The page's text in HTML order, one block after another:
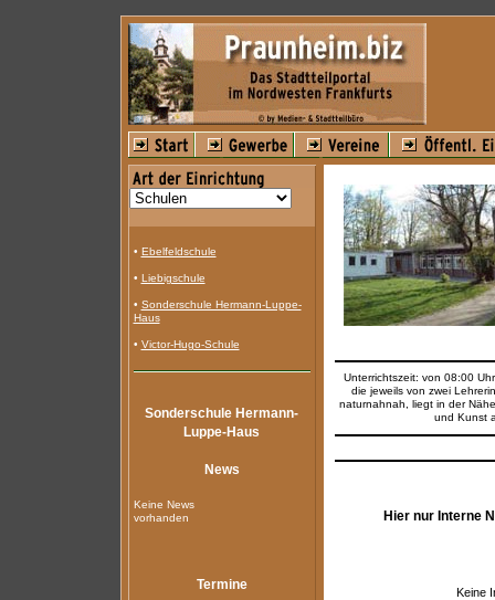
• Ebelfeldschule
• Liebigschule
• Sonderschule Hermann-Luppe-
Haus
• Victor-Hugo-Schule
Sonderschule Hermann-
Luppe-Haus
News
Keine News
vorhanden
Termine
Unterrichtszeit: von 08:00
die jeweils von zwei
naturnahnah, liegt in der
und Kunst
Hier nur Interne
Keine